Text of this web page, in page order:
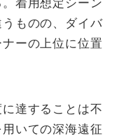
ものの、ダイバ
ーの上位に位置
達することは不
いての深海遠征